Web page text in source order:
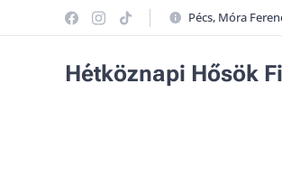
Pécs, Móra
Hétköznapi Hősök